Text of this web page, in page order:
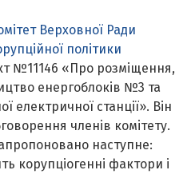
Верховної Ради
політики
№11146 «Про розміщення,
енергоблоків №3 та
електричної станції». Він
членів комітету.
наступне:
корупціогенні фактори і